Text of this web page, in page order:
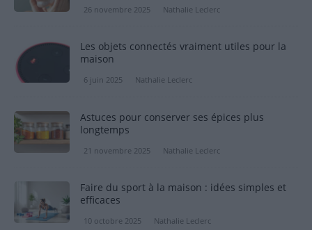
26 novembre 2025 Nathalie Leclerc
Les objets connectés vraiment utiles pour la
maison
6 juin 2025 Nathalie Leclerc
Astuces pour conserver ses épices plus
longtemps
21 novembre 2025 Nathalie Leclerc
Faire du sport à la maison : idées simples et
efficaces
10 octobre 2025 Nathalie Leclerc